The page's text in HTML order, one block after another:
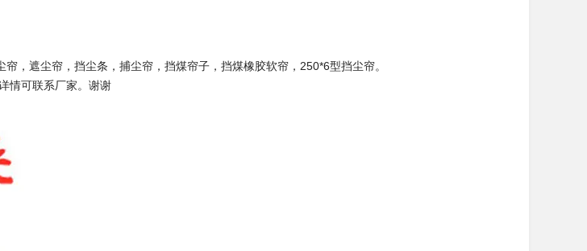
，遮尘帘，挡尘条，捕尘帘，挡煤帘子，挡煤橡胶软帘，250*6型挡尘帘。
情可联系厂家。谢谢